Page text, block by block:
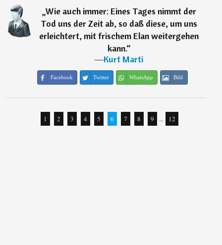
„Wie auch immer: Eines Tages nimmt der
Tod uns der Zeit ab, so daß diese, um uns
erleichtert, mit frischem Elan weitergehen
kann.“
―Kurt Marti
Facebook Twitter WhatsApp Bild
1 2 3 4 5 6 7 8 9 ... 12